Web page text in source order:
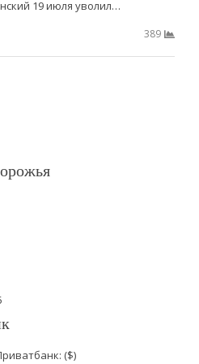
19 июля уволил…
389
($)